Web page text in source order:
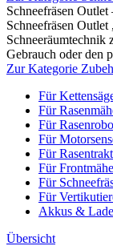
Schneefräsen
Schneefräsen
Schneeräumtechnik
Gebrauch oder den
Zur Kategorie
Für
Für
Für
Für
Für
Für
Für
Für
Akkus &
Übersicht